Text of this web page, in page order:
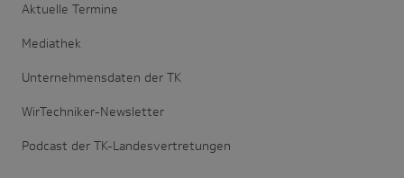
Aktuelle Termine
Mediathek
Unternehmensdaten der TK
WirTechniker-Newsletter
Podcast der TK-Landesvertretungen